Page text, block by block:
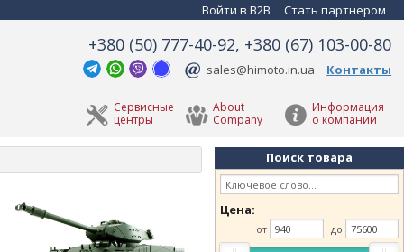
Войти в B2B Стать партнером
+380 (50) 777-40-92, +380 (67) 103-00-80
sales@himoto.in.ua Контакты
Информация
о компании
About
Company
Сервисные
центры
Поиск товара
Цена:
от до